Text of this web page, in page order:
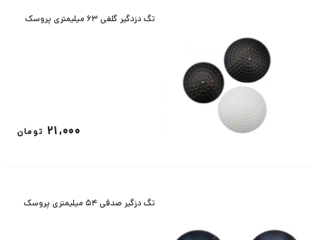
تگ دزدگیر گلفی ۶٣ میلیمتری پروسک
21,000 تومان
تگ دزگیر صدفی 54 میلیمتری پروسک